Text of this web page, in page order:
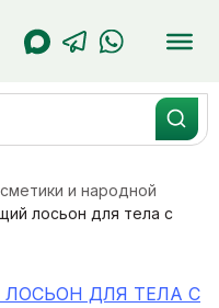
и народной
лосьон для тела с